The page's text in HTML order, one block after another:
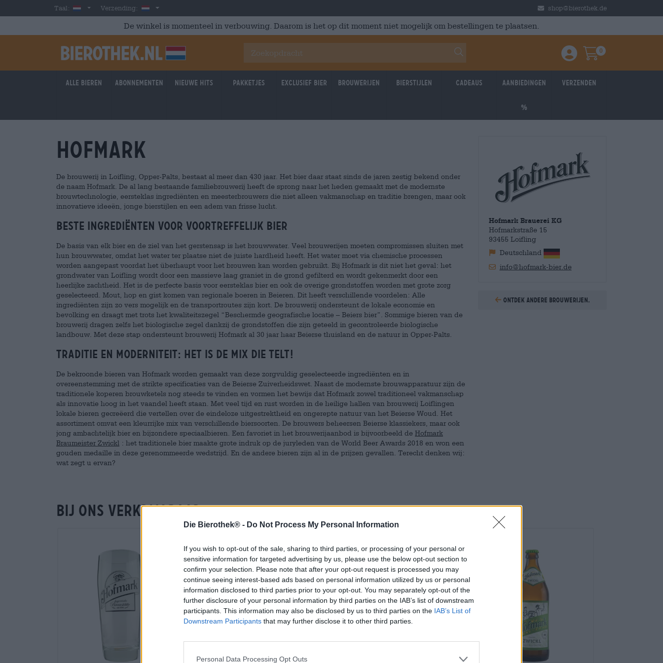
Die Bierothek® - Do Not Process My Personal Information
If you wish to opt-out of the sale, sharing to third parties, or processing of your personal or
sensitive information for targeted advertising by us, please use the below opt-out section to
confirm your selection. Please note that after your opt-out request is processed you may
continue seeing interest-based ads based on personal information utilized by us or personal
information disclosed to third parties prior to your opt-out. You may separately opt-out of the
further disclosure of your personal information by third parties on the IAB’s list of downstream
participants. This information may also be disclosed by us to third parties on the IAB’s List of
Downstream Participants that may further disclose it to other third parties.
Personal Data Processing Opt Outs
Skip to main content
Taal: DutchVerzending: Nederland shop@bierothek.de
De winkel is momenteel in verbouwing. Daarom is het op dit moment niet mogelijk om bestellingen te plaatsen.
Einloggen / Anmelden
Warenkorb
0
Alle bieren Abonnementen Nieuwe hits Pakketjes Exclusief Bier Brouwerijen Bierstijlen Cadeaus Aanbiedingen
%
Verzenden
Hofmark
De brouwerij in Loifling, Opper-Palts, bestaat al meer dan 430 jaar. Het bier daar staat sinds de jaren zestig bekend onder
de naam Hofmark. De al lang bestaande familiebrouwerij heeft de sprong naar het heden gemaakt met de modernste
brouwtechnologie, eersteklas ingrediënten en meesterbrouwers die niet alleen vakmanschap en traditie brengen, maar ook
innovatieve ideeën, jonge bierstijlen en een adem van frisse lucht.
Beste ingrediënten voor voortreffelijk bier
De basis van elk bier en de ziel van het gerstensap is het brouwwater. Veel brouwerijen moeten compromissen sluiten met
hun brouwwater, omdat het water ter plaatse niet de juiste hardheid heeft. Het water moet via chemische processen
worden aangepast voordat het überhaupt voor het brouwen kan worden gebruikt. Bij Hofmark is dit niet het geval: het
grondwater van Loifling wordt door een massieve laag graniet in de grond gefilterd en wordt gekenmerkt door een
heerlijke zachtheid. Het is de perfecte basis voor eersteklas bier en ook de overige grondstoffen worden met grote zorg
geselecteerd. Mout, hop en gist komen van regionale boeren in Beieren. Dit heeft verschillende voordelen: Alle
ingrediënten zijn zo vers mogelijk en de transportroutes zijn kort. De brouwerij ondersteunt de lokale economie en
bevolking en draagt met trots het kwaliteitszegel “Beschermde geografische locatie – Beiers bier”. Sommige bieren van de
brouwerij dragen zelfs het biologische zegel dankzij de grondstoffen die zijn geteeld in gecontroleerde biologische
landbouw. Met deze stap ondersteunt brouwerij Hofmark al 30 jaar haar Beierse thuisland en de natuur in Opper-Palts.
Traditie en moderniteit: het is de mix die telt!
De bekroonde bieren van Hofmark worden gemaakt van deze zorgvuldig geselecteerde ingrediënten en in
overeenstemming met de strikte specificaties van de Beierse Zuiverheidswet. Naast de modernste brouwapparatuur zijn de
traditionele koperen brouwketels nog steeds te vinden en vormen het bewijs dat Hofmark zowel traditioneel vakmanschap
als innovatie hoog in het vaandel heeft staan. Met veel tijd en rust worden in de heilige hallen van brouwerij Loiflingen
lokale bieren gecreëerd die vertellen over de eindeloze uitgestrektheid en ongerepte natuur van het Beierse Woud. Het
assortiment omvat een kleurrijke mix van verschillende biersoorten. De brouwers beheersen Beierse klassiekers, maar ook
jong ambachtelijk bier en bijzondere speciaalbieren. Een favoriet in het brouwerijaanbod is bijvoorbeeld de Hofmark
Braumeister Zwickl : het traditionele bier maakte grote indruk op de juryleden van de World Beer Awards 2018 en won een
gouden medaille in deze gerenommeerde wedstrijd. En de andere bieren zijn al in de prijzen gevallen. Terecht denken wij:
wat zegt u ervan?
Hofmark Brauerei KG
Hofmarkstraße 15
93455 Loifling
Deutschland
info@hofmark-bier.de
Ontdek andere brouwerijen.
Bij ons verkrijgbaar